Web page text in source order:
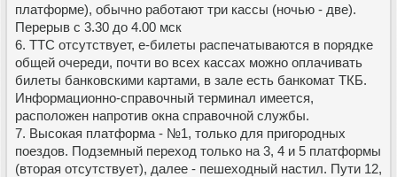
платформе), обычно работают три кассы (ночью - две).
Перерыв с 3.30 до 4.00 мск
6. ТТС отсутствует, е-билеты распечатываются в порядке
общей очереди, почти во всех кассах можно оплачивать
билеты банковскими картами, в зале есть банкомат ТКБ.
Информационно-справочный терминал имеется,
расположен напротив окна справочной службы.
7. Высокая платформа - №1, только для пригородных
поездов. Подземный переход только на 3, 4 и 5 платформы
(вторая отсутствует), далее - пешеходный настил. Пути 12,